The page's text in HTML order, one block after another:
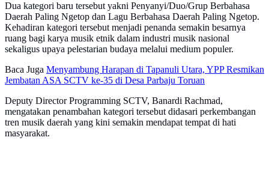
Dua kategori baru tersebut yakni Penyanyi/Duo/Grup Berbahasa
Daerah Paling Ngetop dan Lagu Berbahasa Daerah Paling Ngetop.
Kehadiran kategori tersebut menjadi penanda semakin besarnya
ruang bagi karya musik etnik dalam industri musik nasional
sekaligus upaya pelestarian budaya melalui medium populer.
Baca Juga Menyambung Harapan di Tapanuli Utara, YPP Resmikan
Jembatan ASA SCTV ke-35 di Desa Parbaju Toruan
Deputy Director Programming SCTV, Banardi Rachmad,
mengatakan penambahan kategori tersebut didasari perkembangan
tren musik daerah yang kini semakin mendapat tempat di hati
masyarakat.